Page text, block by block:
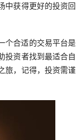
中获得更好的投资回
个合适的交易平台是
投资者找到最适合自
旅，记得，投资需谨